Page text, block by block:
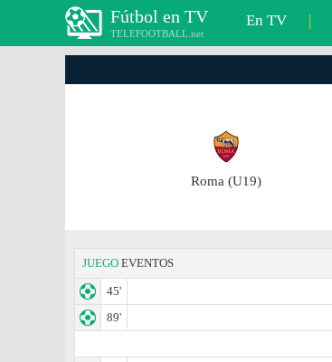
Fútbol en TV
TELEFOOTBALL.net
En TV |
Roma (U19)
JUEGO EVENTOS
45'
89'